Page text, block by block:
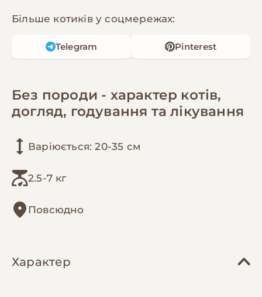
Більше котиків у соцмережах:
Telegram Pinterest
Без породи - характер котів,
догляд, годування та лікування
Варіюється: 20-35 см
2.5-7 кг
Повсюдно
Характер